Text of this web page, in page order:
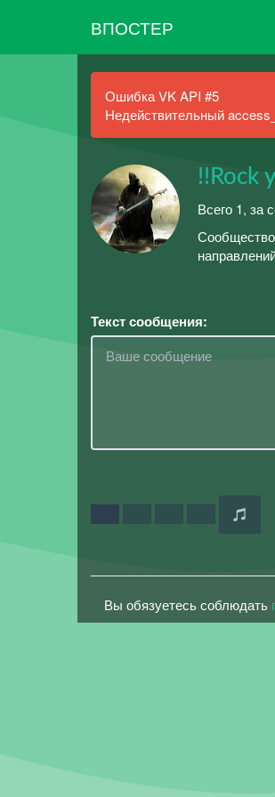
ВПОСТЕР
Ошибка VK API #5
Недействительный
!!Rock
Всего 1, за
Текст сообщения:
Вы обязуетесь соблюдать